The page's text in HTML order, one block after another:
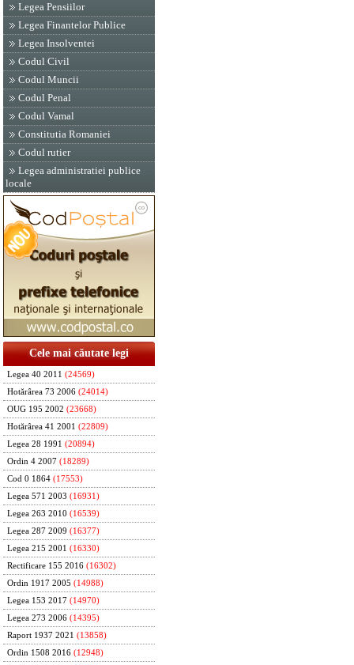
Legea Pensiilor
Legea Finantelor Publice
Legea Insolventei
Codul Civil
Codul Muncii
Codul Penal
Codul Vamal
Constitutia Romaniei
Codul rutier
Legea administratiei publice
locale
Cele mai căutate legi
Legea 40 2011 (24569)
Hotărârea 73 2006 (24014)
OUG 195 2002 (23668)
Hotărârea 41 2001 (22809)
Legea 28 1991 (20894)
Ordin 4 2007 (18289)
Cod 0 1864 (17553)
Legea 571 2003 (16931)
Legea 263 2010 (16539)
Legea 287 2009 (16377)
Legea 215 2001 (16330)
Rectificare 155 2016 (16302)
Ordin 1917 2005 (14988)
Legea 153 2017 (14970)
Legea 273 2006 (14395)
Raport 1937 2021 (13858)
Ordin 1508 2016 (12948)